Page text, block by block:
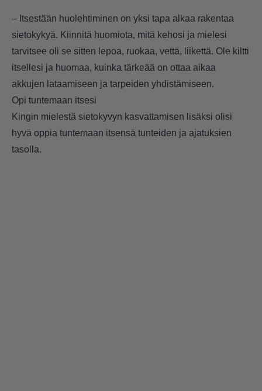
– Itsestään huolehtiminen on yksi tapa alkaa rakentaa
sietokykyä. Kiinnitä huomiota, mitä kehosi ja mielesi
tarvitsee oli se sitten lepoa, ruokaa, vettä, liikettä. Ole kiltti
itsellesi ja huomaa, kuinka tärkeää on ottaa aikaa
akkujen lataamiseen ja tarpeiden yhdistämiseen.
Opi tuntemaan itsesi
Kingin mielestä sietokyvyn kasvattamisen lisäksi olisi
hyvä oppia tuntemaan itsensä tunteiden ja ajatuksien
tasolla.